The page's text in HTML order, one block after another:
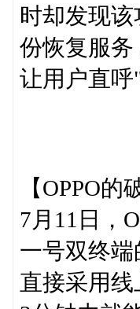
时却发现
份恢复服
让用户直呼
【OPPO
7月11日，
一号双终
直接采用